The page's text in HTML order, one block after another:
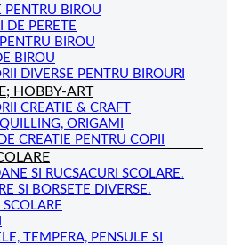
PENTRU BIROU
DE PERETE
BIROU
BIROU
DIVERSE PENTRU BIROURI
HOBBY-ART
CREATIE & CRAFT
ORIGAMI
CREATIE PENTRU COPII
SI RUCSACURI SCOLARE.
SI BORSETE DIVERSE.
SCOLARE
TEMPERA, PENSULE SI